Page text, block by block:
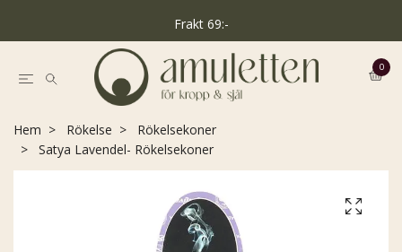
Frakt 69:-
0
Hem Rökelse
Rökelsekoner
Satya Lavendel- Rökelsekoner